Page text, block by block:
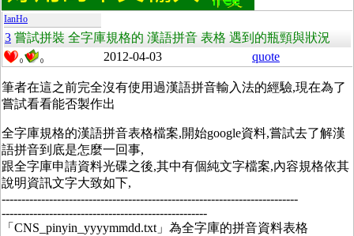
IanHo
3 嘗試拼裝 全字庫規格的 漢語拼音 表格 遇到的瓶頸與狀況
0 0 2012-04-03 quote
筆者在這之前完全沒有使用過漢語拼音輸入法的經驗,現在為了
嘗試看看能否製作出
全字庫規格的漢語拼音表格檔案,開始google資料,嘗試去了解漢
語拼音到底是怎麼一回事,
跟全字庫申請資料光碟之後,其中有個純文字檔案,內容規格依其
說明資訊文字大致如下,
---------------------------------------------------------------------------
----------------------------------------------------
「CNS_pinyin_yyyymmdd.txt」為全字庫的拼音資料表格